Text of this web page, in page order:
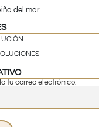
del mar
tu correo electrónico: